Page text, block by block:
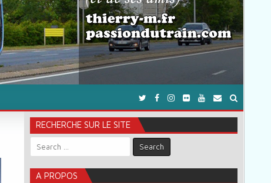
RECHERCHE SUR LE SITE
Search for:
A PROPOS